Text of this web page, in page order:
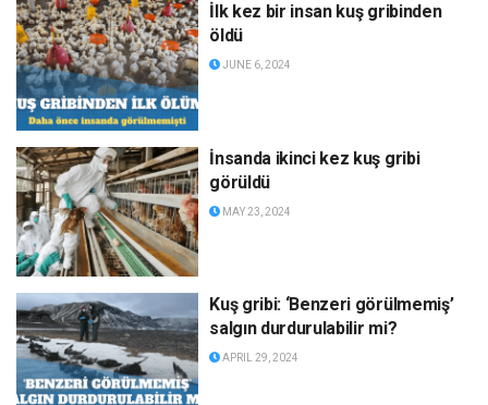
İlk kez bir insan kuş gribinden
öldü
JUNE 6, 2024
İnsanda ikinci kez kuş gribi
görüldü
MAY 23, 2024
Kuş gribi: ‘Benzeri görülmemiş’
salgın durdurulabilir mi?
APRIL 29, 2024